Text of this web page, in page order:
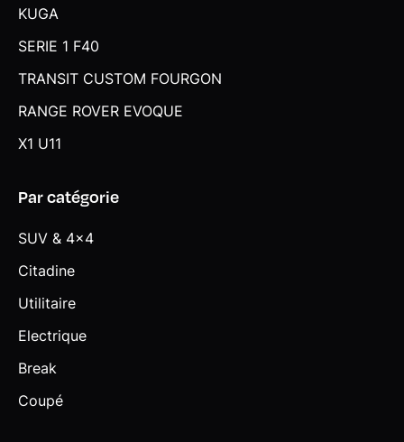
KUGA
SERIE 1 F40
TRANSIT CUSTOM FOURGON
RANGE ROVER EVOQUE
X1 U11
Par catégorie
SUV & 4x4
Citadine
Utilitaire
Electrique
Break
Coupé